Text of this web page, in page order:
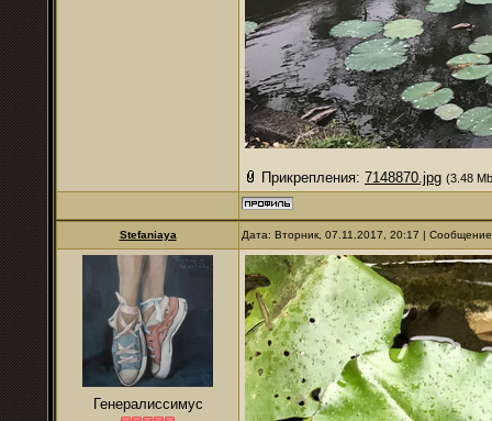
Прикрепления: 7148870.jpg (3.48
Stefaniaya Дата: Вторник, 07.11.2017, 20:17 |
Генералиссимус